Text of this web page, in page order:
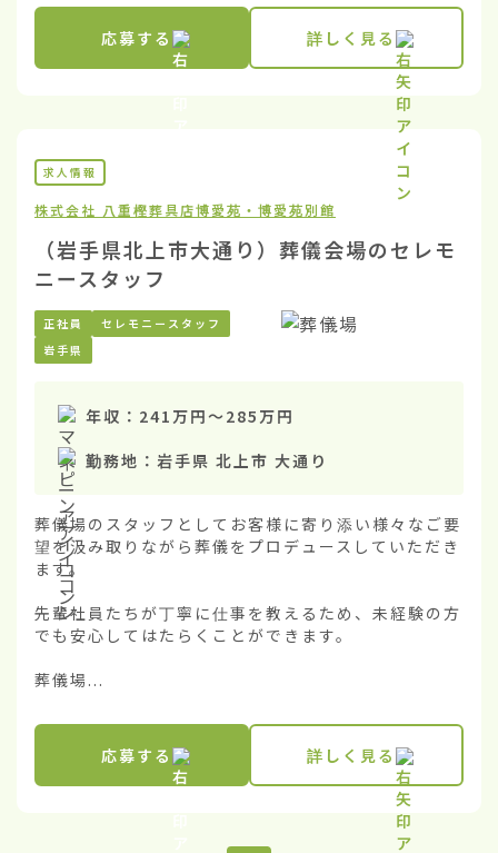
応募する 詳しく見る
求人情報
株式会社 八重樫葬具店博愛苑・博愛苑別館
（岩手県北上市大通り）葬儀会場のセレモ
ニースタッフ
正社員
セレモニースタッフ
岩手県
年収： 241万円〜285万円
勤務地： 岩手県 北上市 大通り
葬儀場のスタッフとしてお客様に寄り添い様々なご要
望を汲み取りながら葬儀をプロデュースしていただき
ます。
先輩社員たちが丁寧に仕事を教えるため、未経験の方
でも安心してはたらくことができます。
葬儀場...
応募する 詳しく見る